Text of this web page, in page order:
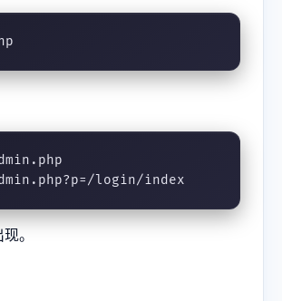
login/index
。